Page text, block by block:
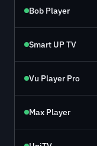
Bob Player
Smart UP TV
Vu Player Pro
Max Player